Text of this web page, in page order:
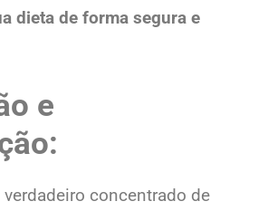
dieta de forma segura e
e
concentrado de